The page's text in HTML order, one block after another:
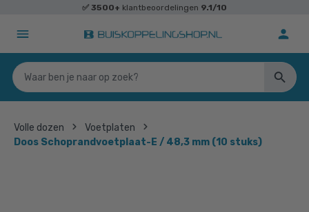
✅ 3500+ klantbeoordelingen 9.1/10
Volle dozen
Voetplaten
Doos Schoprandvoetplaat-E / 48,3 mm (10 stuks)